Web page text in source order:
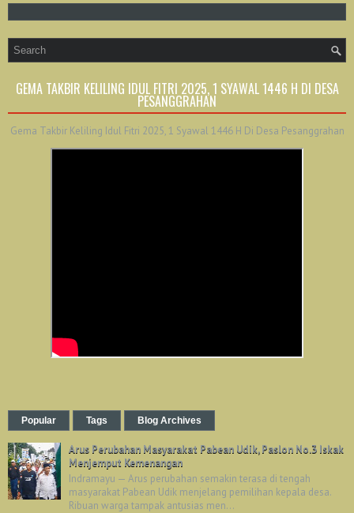
GEMA TAKBIR KELILING IDUL FITRI 2025, 1 SYAWAL 1446 H DI DESA
PESANGGRAHAN
Gema Takbir Keliling Idul Fitri 2025, 1 Syawal 1446 H Di Desa Pesanggrahan
Popular Tags Blog Archives
Arus Perubahan Masyarakat Pabean Udik, Paslon No.3 Iskak
Menjemput Kemenangan
Indramayu — Arus perubahan semakin terasa di tengah
masyarakat Pabean Udik menjelang pemilihan kepala desa.
Ribuan warga tampak antusias men...